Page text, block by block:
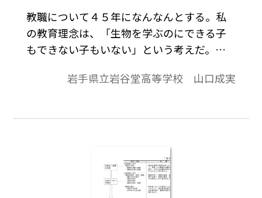
教職について４５年になんなんとする。私
の教育理念は、「生物を学ぶのにできる子
もできない子もいない」という考えだ。自
ール教育」をここに紹介したい。
岩手県立岩谷堂高等学校 山口成実